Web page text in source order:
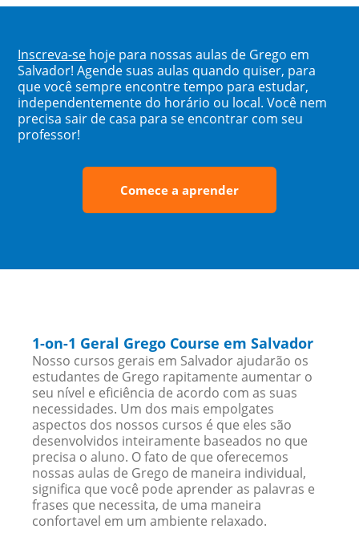
Inscreva-se hoje para nossas aulas de Grego em
Salvador! Agende suas aulas quando quiser, para
que você sempre encontre tempo para estudar,
independentemente do horário ou local. Você nem
precisa sair de casa para se encontrar com seu
professor!
Comece a aprender
1-on-1 Geral Grego Course em Salvador
Nosso cursos gerais em Salvador ajudarão os
estudantes de Grego rapitamente aumentar o
seu nível e eficiência de acordo com as suas
necessidades. Um dos mais empolgates
aspectos dos nossos cursos é que eles são
desenvolvidos inteiramente baseados no que
precisa o aluno. O fato de que oferecemos
nossas aulas de Grego de maneira individual,
significa que você pode aprender as palavras e
frases que necessita, de uma maneira
confortavel em um ambiente relaxado.